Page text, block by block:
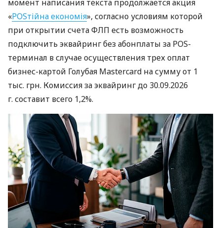
момент написания текста продолжается акция
«POSтійна економія», согласно условиям которой
при открытии счета ФЛП есть возможность
подключить эквайринг без абонплаты за POS-
терминал в случае осуществления трех оплат
бизнес-картой Голубая Mastercard на сумму от 1
тыс. грн. Комиссия за эквайринг до 30.09.2026
г. составит всего 1,2%.